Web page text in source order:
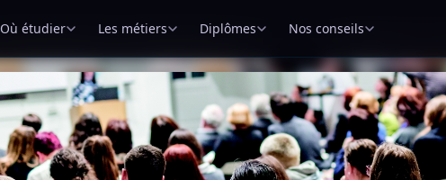
Où étudier Les métiers Diplômes Nos conseils